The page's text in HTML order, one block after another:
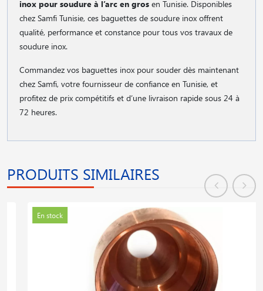
inox pour soudure à l’arc en gros en Tunisie. Disponibles
chez Samfi Tunisie, ces baguettes de soudure inox offrent
qualité, performance et constance pour tous vos travaux de
soudure inox.
Commandez vos baguettes inox pour souder dès maintenant
chez Samfi, votre fournisseur de confiance en Tunisie, et
profitez de prix compétitifs et d’une livraison rapide sous 24 à
72 heures.
PRODUITS SIMILAIRES
En stock